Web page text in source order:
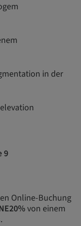
in der
9
Online-Buchung
von einem